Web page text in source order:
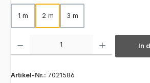
1 m 2 m 3 m
In
Artikel-Nr.: 7021586